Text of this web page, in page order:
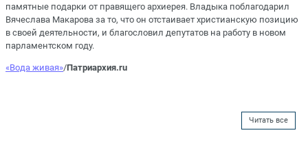
памятные подарки от правящего архиерея. Владыка поблагодарил
Вячеслава Макарова за то, что он отстаивает христианскую позицию
в своей деятельности, и благословил депутатов на работу в новом
парламентском году.
«Вода живая»/Патриархия.ru
Читать все